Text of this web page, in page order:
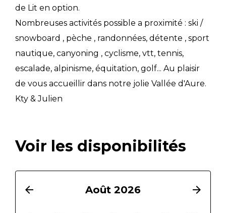
de Lit en option.
Nombreuses activités possible a proximité : ski /
snowboard , pèche , randonnées, détente , sport
nautique, canyoning , cyclisme, vtt, tennis,
escalade, alpinisme, équitation, golf... Au plaisir
de vous accueillir dans notre jolie Vallée d'Aure.
Kty & Julien
Voir les disponibilités
arrow_back arrow_forward
Août 2026